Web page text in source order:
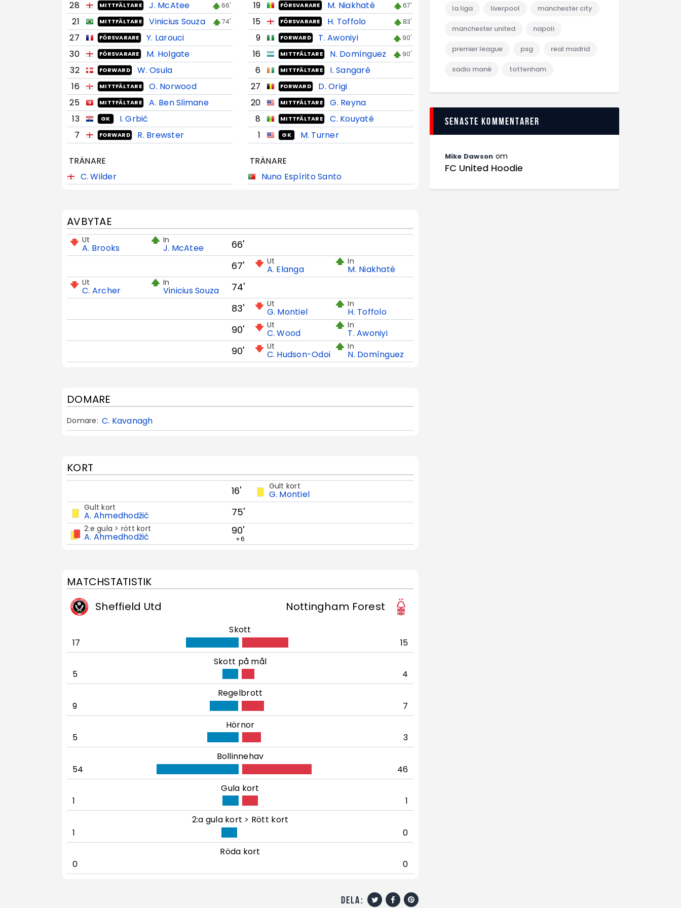
28 MITTFÄLTARE J. McAtee 66'
21 MITTFÄLTARE Vinicius Souza 74'
27 FÖRSVARARE
Y. Larouci
30
FÖRSVARARE
M. Holgate
32
FORWARD
W. Osula
16
MITTFÄLTARE
O. Norwood
25
MITTFÄLTARE
A. Ben Slimane
13
GK
I. Grbić
7
FORWARD R. Brewster
TRÄNARE
C. Wilder
19 FÖRSVARARE M. Niakhaté 67'
15 FÖRSVARARE H. Toffolo 83'
9 FORWARD T. Awoniyi 90'
16 MITTFÄLTARE N. Domínguez 90'
6 MITTFÄLTARE
I. Sangaré
27
FORWARD
D. Origi
20
MITTFÄLTARE
G. Reyna
8
MITTFÄLTARE
C. Kouyaté
1
GK M. Turner
TRÄNARE
Nuno Espírito Santo
AVBYTAE
Ut
A. Brooks
In
J. McAtee
66'
67'
Ut
A. Elanga
In
M. Niakhaté
Ut
C. Archer
In
Vinicius Souza
74'
83'
Ut
G. Montiel
In
H. Toffolo
90' Ut
C. Wood
In
T. Awoniyi
90' Ut
C. Hudson-Odoi
In
N. Domínguez
DOMARE
Domare: C. Kavanagh
KORT
16' Gult kort
G. Montiel
Gult kort
A. Ahmedhodžić 75'
2:e gula > rött kort
A. Ahmedhodžić
90'
+6
MATCHSTATISTIK
Sheffield Utd
Nottingham Forest
Skott
17
15
Skott på mål
5
4
Regelbrott
9
7
Hörnor
5
3
Bollinnehav
54
46
Gula kort
1
1
2:a gula kort > Rött kort
1
0
Röda kort
0
0
dela:
la liga liverpool manchester city
manchester united napoli
premier league psg real madrid
sadio mané tottenham
Senaste kommentarer
Mike Dawson om
FC United Hoodie